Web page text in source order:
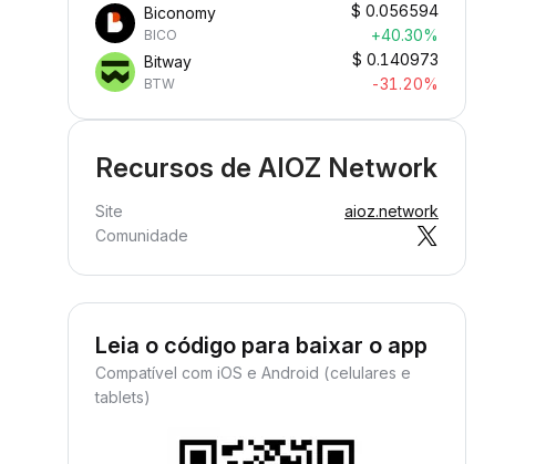
Biconomy
BICO
$ 0.056594
+40.30%
Bitway
BTW
$ 0.140973
-31.20%
Recursos de AIOZ Network
Site
aioz.network
Comunidade
Leia o código para baixar o app
Compatível com iOS e Android (celulares e
tablets)